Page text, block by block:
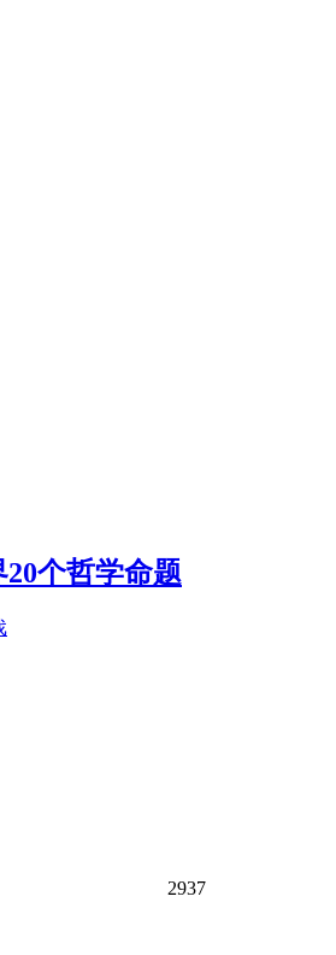
个哲学命题
2937